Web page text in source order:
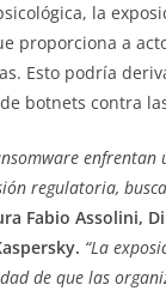
la
proporciona a
Esto podría
botnets contra
regulatoria,
Fabio Assolini,
“La
de que las